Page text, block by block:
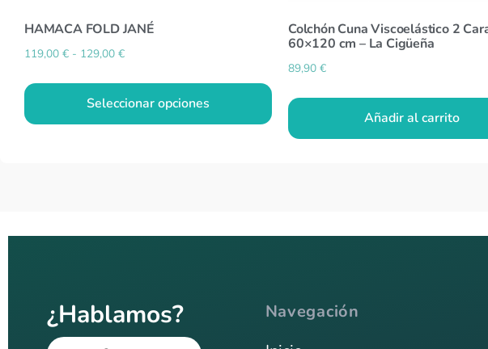
HAMACA FOLD JANÉ
119,00 € - 129,00 €
Seleccionar opciones
Colchón Cuna Viscoelástico 2
60×120 cm – La Cigüeña
89,90 €
Añadir al carrito
¿Hablamos?
Navegación